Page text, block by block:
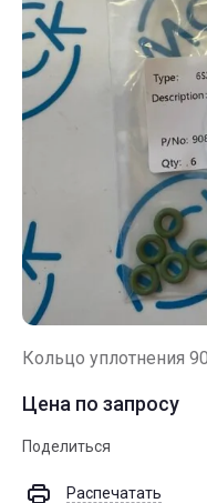
Кольцо уплотнения
Цена по запросу
Поделиться
Распечатать